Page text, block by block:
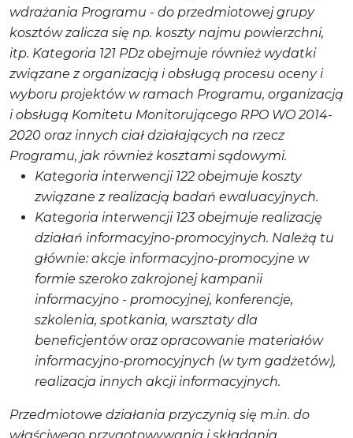
wdrażania Programu - do przedmiotowej grupy
kosztów zalicza się np. koszty najmu powierzchni,
itp. Kategoria 121 PDz obejmuje również wydatki
związane z organizacją i obsługą procesu oceny i
wyboru projektów w ramach Programu, organizacją
i obsługą Komitetu Monitorującego RPO WO 2014-
2020 oraz innych ciał działających na rzecz
Programu, jak również kosztami sądowymi.
Kategoria interwencji 122 obejmuje koszty
związane z realizacją badań ewaluacyjnych.
Kategoria interwencji 123 obejmuje realizację
działań informacyjno-promocyjnych. Należą tu
głównie: akcje informacyjno-promocyjne w
formie szeroko zakrojonej kampanii
informacyjno - promocyjnej, konferencje,
szkolenia, spotkania, warsztaty dla
beneficjentów oraz opracowanie materiałów
informacyjno-promocyjnych (w tym gadżetów),
realizacja innych akcji informacyjnych.
Przedmiotowe działania przyczynią się m.in. do